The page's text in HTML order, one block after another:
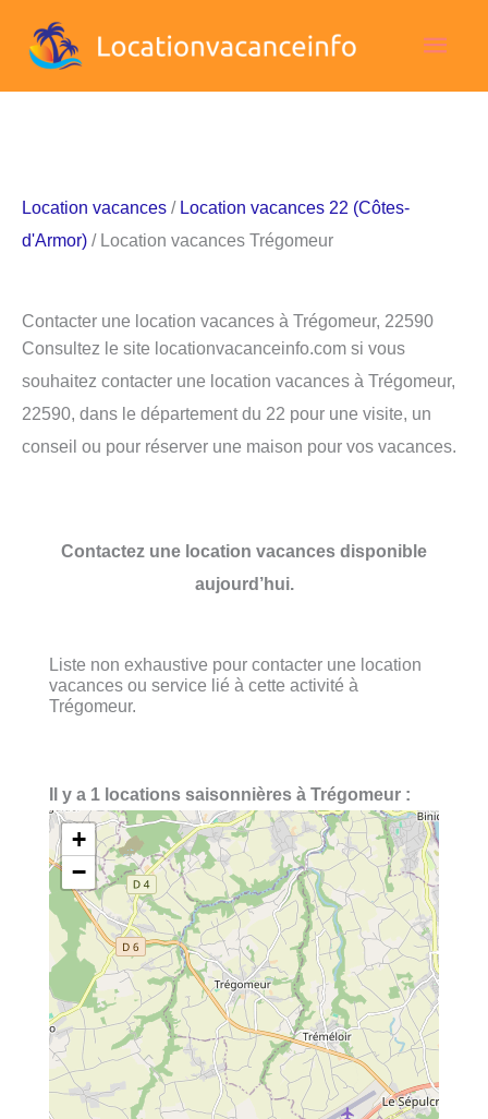
Location vacances / Location vacances 22 (Côtes-
d'Armor) / Location vacances Trégomeur
Contacter une location vacances à Trégomeur, 22590
Consultez le site locationvacanceinfo.com si vous
souhaitez contacter une location vacances à Trégomeur,
22590, dans le département du 22 pour une visite, un
conseil ou pour réserver une maison pour vos vacances.
Contactez une location vacances disponible
aujourd’hui.
Liste non exhaustive pour contacter une location
vacances ou service lié à cette activité à
Trégomeur.
Il y a 1 locations saisonnières à Trégomeur :
+
−